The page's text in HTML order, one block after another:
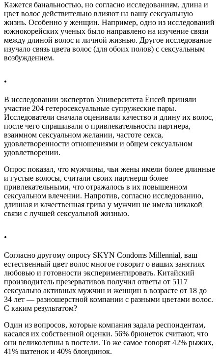
Кажется банальностью, но согласно исследованиям, длина и
цвет волос действительно влияют на вашу сексуальную
жизнь. Особенно у женщин. Например, одно из исследований
южнокорейских ученых было направлено на изучение связи
между длиной волос и личной жизнью. Другое исследование
изучало связь цвета волос (для обоих полов) с сексуальным
возбуждением.
.
В исследовании экспертов Университета Ёнсей приняли
участие 204 гетеросексуальные супружеские пары.
Исследователи сначала оценивали качество и длину их волос,
после чего спрашивали о привлекательности партнера,
взаимном сексуальном желании, частоте секса,
удовлетворенности отношениями и общем сексуальном
удовлетворении.
Опрос показал, что мужчины, чьи жены имели более длинные
и густые волосы, считали своих партнерш более
привлекательными, что отражалось в их повышенном
сексуальном влечении. Напротив, согласно исследованию,
длинная и качественная грива у мужчин не имела никакой
связи с лучшей сексуальной жизнью.
.
Согласно другому опросу SKYN Condoms Millennial, ваш
естественный цвет волос многое говорит о ваших занятиях
любовью и готовности экспериментировать. Китайский
производитель презервативов получил ответы от 5117
сексуально активных мужчин и женщин в возрасте от 18 до
34 лет — разношерстной компании с разными цветами волос.
С каким результатом?
Один из вопросов, которые компания задала респондентам,
касался их собственной оценки. 56% брюнеток считают, что
они великолепны в постели. То же самое говорят 42% рыжих,
41% шатенок и 40% блондинок.